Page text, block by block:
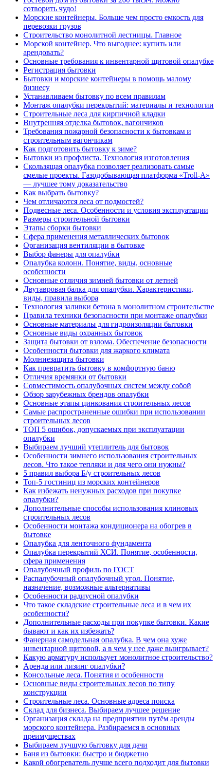
сотворить чудо!
Морские контейнеры. Больше чем просто емкость для
перевозки грузов
Строительство монолитной лестницы. Главное
Морской контейнер. Что выгоднее: купить или
арендовать?
Основные требования к инвентарной щитовой опалубке
Регистрация бытовки
Бытовки и морские контейнеры в помощь малому
бизнесу
Устанавливаем бытовку по всем правилам
Монтаж опалубки перекрытий: материалы и технологии
Строительные леса для кирпичной кладки
Внутренняя отделка бытовок, вагончиков
Требования пожарной безопасности к бытовкам и
строительным вагончикам
Как подготовить бытовку к зиме?
Бытовки из профлиста. Технология изготовления
Скользящая опалубка позволяет реализовать самые
смелые проекты. Газодобывающая платформа «Troll-А»
— лучшее тому доказательство
Как выбрать бытовку?
Чем отличаются леса от подмостей?
Подвесные леса. Особенности и условия эксплуатации
Размеры строительной бытовки
Этапы сборки бытовки
Сфера применения металлических бытовок
Организация вентиляции в бытовке
Выбор фанеры для опалубки
Опалубка колонн. Понятие, виды, основные
особенности
Основные отличия зимней бытовки от летней
Двутавровая балка для опалубки. Характеристики,
виды, правила выбора
Технология заливки бетона в монолитном строительстве
Правила техники безопасности при монтаже опалубки
Основные материалы для гидроизоляции бытовки
Основные виды охранных бытовок
Защита бытовки от взлома. Обеспечение безопасности
Особенности бытовки для жаркого климата
Молниезащита бытовки
Как превратить бытовку в комфортную баню
Отличия времянки от бытовки
Совместимость опалубочных систем между собой
Обзор зарубежных брендов опалубки
Основные этапы цинкования строительных лесов
Самые распространенные ошибки при использовании
строительных лесов
ТОП 5 ошибок, допускаемых при эксплуатации
опалубки
Выбираем лучший утеплитель для бытовок
Особенности зимнего использования строительных
лесов. Что такое тепляки и для чего они нужны?
5 правил выбора Б/у строительных лесов
Топ-5 гостиниц из морских контейнеров
Как избежать ненужных расходов при покупке
опалубки?
Дополнительные способы использования клиновых
строительных лесов
Особенности монтажа кондиционера на обогрев в
бытовке
Опалубка для ленточного фундамента
Опалубка перекрытий ХСИ. Понятие, особенности,
сфера применения
Опалубочный профиль по ГОСТ
Распалубочный опалубочный угол. Понятие,
назначение, возможные альтернативы
Особенности радиусной опалубки
Что такое складские строительные леса и в чем их
особенности?
Дополнительные расходы при покупке бытовки. Какие
бывают и как их избежать?
Фанерная самодельная опалубка. В чем она хуже
инвентарной щитовой, а в чем у нее даже выигрывает?
Какую арматуру использует монолитное строительство?
Аренда или лизинг опалубки?
Консольные леса. Понятия и особенности
Основные виды строительных лесов по типу
конструкции
Строительные леса. Основные адреса поиска
Склад для бизнеса. Выбираем лучшее решение
Организация склада на предприятии путём аренды
морского контейнера. Разбираемся в основных
преимуществах
Выбираем лучшую бытовку для дачи
Баня из бытовки: быстро и бюджетно
Какой обогреватель лучше всего подходит для бытовки